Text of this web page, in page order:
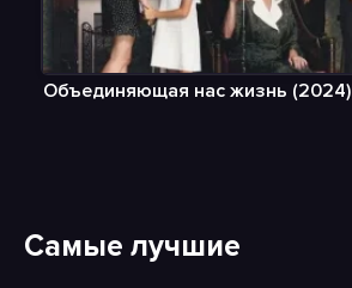
Самые лучшие
Объединяющая нас жизнь (2024)